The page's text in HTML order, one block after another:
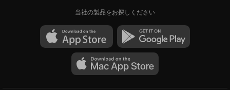
当社の製品をお探しください